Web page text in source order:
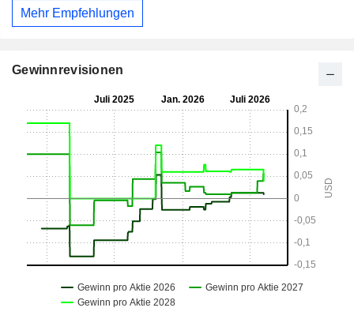
Mehr Empfehlungen
Gewinnrevisionen